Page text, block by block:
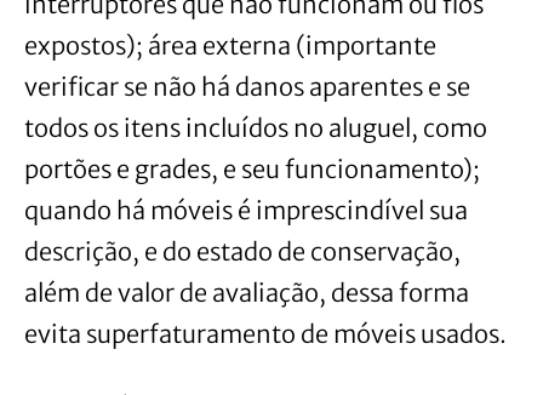
expostos); área externa (importante
verificar se não há danos aparentes e se
todos os itens incluídos no aluguel, como
portões e grades, e seu funcionamento);
quando há móveis é imprescindível sua
descrição, e do estado de conservação,
além de valor de avaliação, dessa forma
evita superfaturamento de móveis usados.